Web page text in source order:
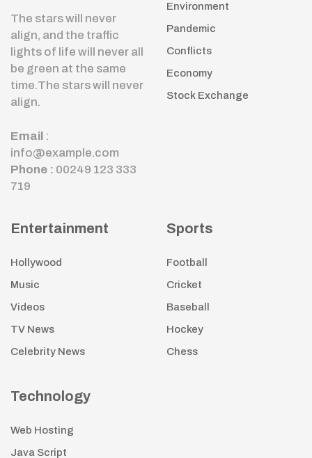
The stars will never
align, and the traffic
lights of life will never all
be green at the same
time.The stars will never
align.
Email :
info@example.com
Phone : 00249 123 333
719
Environment
Pandemic
Conflicts
Economy
Stock Exchange
Entertainment
Hollywood
Music
Videos
TV News
Celebrity News
Sports
Football
Cricket
Baseball
Hockey
Chess
Technology
Web Hosting
Java Script